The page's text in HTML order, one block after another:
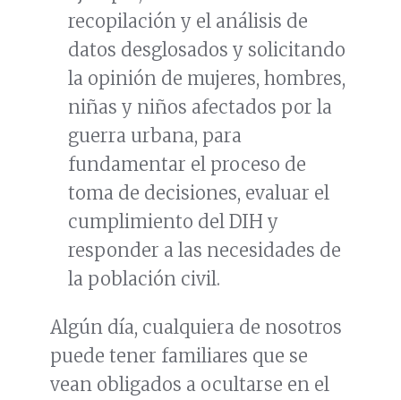
recopilación y el análisis de
datos desglosados y solicitando
la opinión de mujeres, hombres,
niñas y niños afectados por la
guerra urbana, para
fundamentar el proceso de
toma de decisiones, evaluar el
cumplimiento del DIH y
responder a las necesidades de
la población civil.
Algún día, cualquiera de nosotros
puede tener familiares que se
vean obligados a ocultarse en el